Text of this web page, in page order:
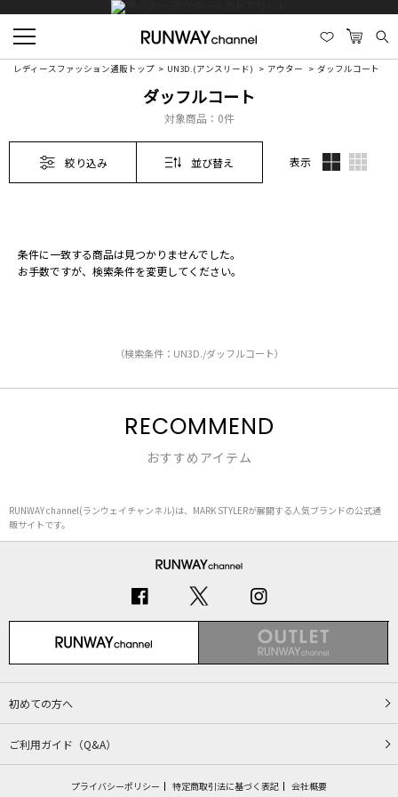
レディースファッション通販トップ UN3D.(アンスリード) アウター ダッフルコート
ダッフルコート
対象商品： 0件
絞り込み 並び替え 表示
条件に一致する商品は見つかりませんでした。
お手数ですが、検索条件を変更してください。
（検索条件：UN3D./ダッフルコート）
RECOMMEND
おすすめアイテム
RUNWAY channel(ランウェイチャンネル)は、MARK STYLERが展開する人気ブランドの公式通
販サイトです。
初めての方へ
ご利用ガイド（Q&A）
プライバシーポリシー 特定商取引法に基づく表記 会社概要